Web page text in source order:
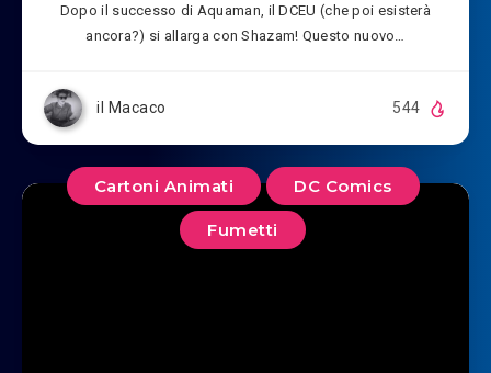
Dopo il successo di Aquaman, il DCEU (che poi esisterà
ancora?) si allarga con Shazam! Questo nuovo…
il Macaco 544
Cartoni Animati DC Comics
Fumetti